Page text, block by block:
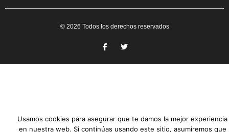
© 2026 Todos los derechos reservados
Usamos cookies para asegurar que te damos la mejor experiencia
en nuestra web. Si continúas usando este sitio, asumiremos que